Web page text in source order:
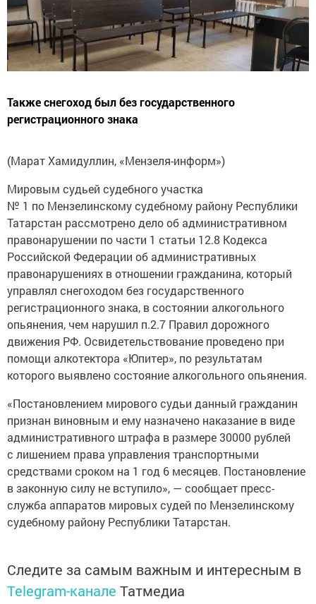
Также снегоход был без государственного
регистрационного знака
(Марат Хамидуллин, «Мензеля-информ»)
Мировым судьей судебного участка
№ 1 по Мензелинскому судебному району Республики
Татарстан рассмотрено дело об административном
правонарушении по части 1 статьи 12.8 Кодекса
Российской Федерации об административных
правонарушениях в отношении гражданина, который
управлял снегоходом без государственного
регистрационного знака, в состоянии алкогольного
опьянения, чем нарушил п.2.7 Правил дорожного
движения РФ. Освидетельствование проведено при
помощи алкотектора «Юпитер», по результатам
которого выявлено состояние алкогольного опьянения.
«Постановлением мирового судьи данный гражданин
признан виновным и ему назначено наказание в виде
административного штрафа в размере 30000 рублей
с лишением права управления транспортными
средствами сроком на 1 год 6 месяцев. Постановление
в законную силу не вступило», — сообщает пресс-
служба аппаратов мировых судей по Мензелинскому
судебному району Республики Татарстан.
Следите за самым важным и интересным в
Telegram-канале Татмедиа